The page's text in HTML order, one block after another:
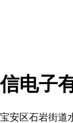
电子
安区石岩街道